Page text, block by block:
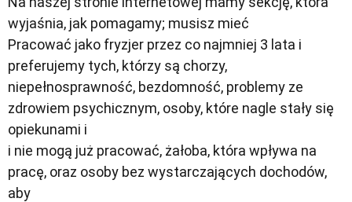
wyjaśnia, jak pomagamy; musisz mieć
Pracować jako fryzjer przez co najmniej 3 lata i
preferujemy tych, którzy są chorzy,
niepełnosprawność, bezdomność, problemy ze
zdrowiem psychicznym, osoby, które nagle stały się
opiekunami i
i nie mogą już pracować, żałoba, która wpływa na
pracę, oraz osoby bez wystarczających dochodów,
aby